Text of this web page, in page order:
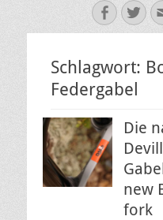
Schlagwort:
Federgabel
Die
new
fork